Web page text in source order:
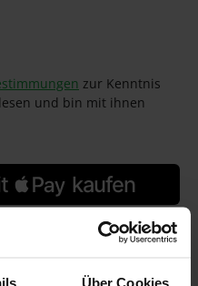
Über Cookies
zur Kenntnis
und bin mit ihnen